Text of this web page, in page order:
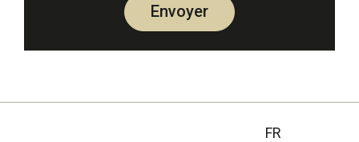
Envoyer
FR